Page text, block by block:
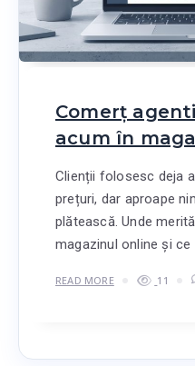
Comerț
acum în
Clienții folosesc deja
prețuri, dar aproape
plătească. Unde
magazinul online și ce
READ MORE 11